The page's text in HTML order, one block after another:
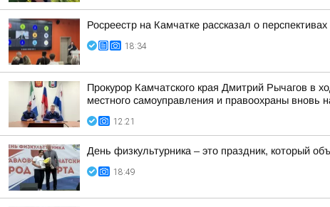
Росреестр на Камчатке рассказал о
18:34
Прокурор Камчатского края Дмитрий Рычагов в
местного самоуправления и правоохраны вновь
12:21
День физкультурника – это праздник, который
18:49